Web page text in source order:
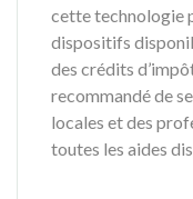
cette technologie
dispositifs
des crédits
recommandé de
locales et des
toutes les aides